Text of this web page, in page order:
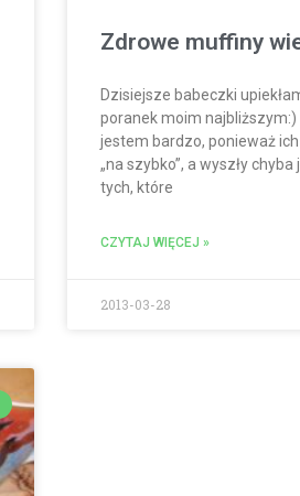
Zdrowe muffiny
Dzisiejsze babeczki
poranek moim
jestem bardzo, ponieważ ich
„na szybko”, a wyszły
tych, które
CZYTAJ WIĘCEJ »
2013-03-28